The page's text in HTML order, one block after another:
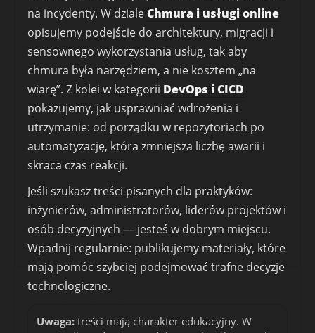
na incydenty. W dzialeChmura i usługi online
opisujemy podejście do architektury, migracji i
sensownego wykorzystania usług, tak aby
chmura była narzędziem, a nie kosztem „na
wiarę”. Z kolei w kategorii DevOps i CICD
pokazujemy, jak usprawniać wdrożenia i
utrzymanie: od porządku w repozytoriach po
automatyzację, która zmniejsza liczbę awarii i
skraca czas reakcji.
Jeśli szukasz treści pisanych dla praktyków:
inżynierów, administratorów, liderów projektów i
osób decyzyjnych — jesteś w dobrym miejscu.
Wpadnij regularnie: publikujemy materiały, które
mają pomóc szybciej podejmować trafne decyzje
technologiczne.
Uwaga: treści mają charakter edukacyjny. W